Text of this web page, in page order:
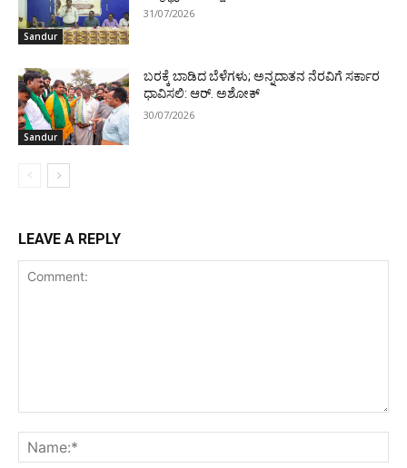
Sandur
31/07/2026
Sandur
ಬರಕ್ಕೆ ಬಾಡಿದ ಬೆಳೆಗಳು; ಅನ್ನದಾತನ ನೆರವಿಗೆ ಸರ್ಕಾರ
ಧಾವಿಸಲಿ: ಆರ್. ಅಶೋಕ್
30/07/2026
LEAVE A REPLY